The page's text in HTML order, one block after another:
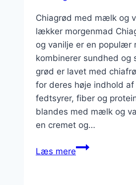
Chiagrød med mælk og
lækker morgenmad
og vanilje er en populær
kombinerer sundhed og
grød er lavet med
for deres høje indhold
fedtsyrer, fiber og
blandes med mælk og
en cremet og…
Læs mereChiagrød